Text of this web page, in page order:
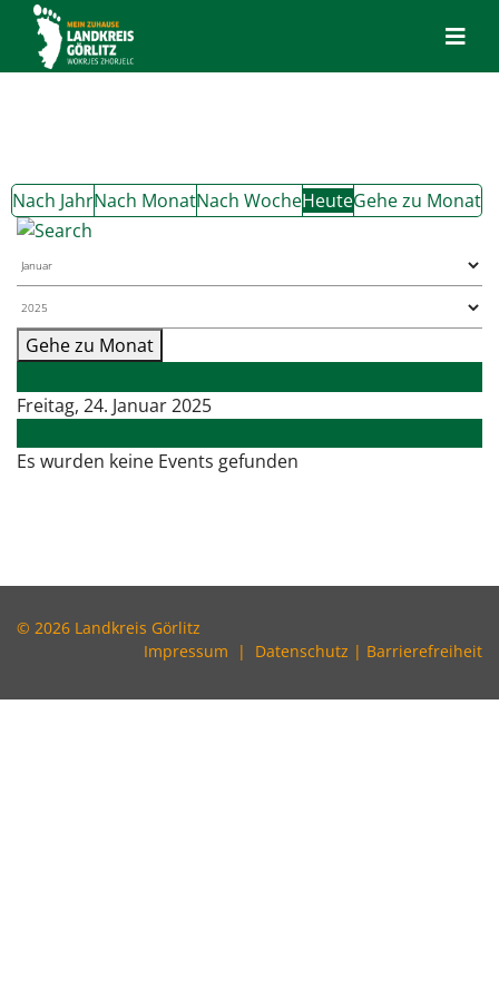
Nach JahrNach MonatNach WocheHeuteGehe zu Monat
Gehe zu Monat
Freitag, 24. Januar 2025
Es wurden keine Events gefunden
© 2026 Landkreis Görlitz
Impressum | Datenschutz | Barrierefreiheit